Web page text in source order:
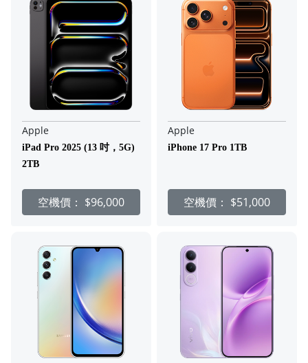
Apple
iPad Pro 2025 (13 吋，5G)
2TB
空機價： $96,000
Apple
iPhone 17 Pro 1TB
空機價： $51,000